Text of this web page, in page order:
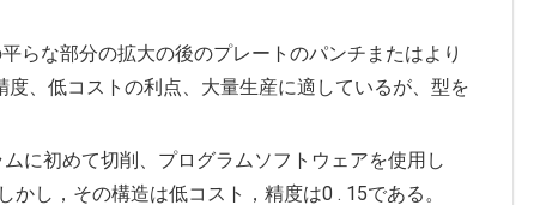
らな部分の拡大の後のプレートのパンチまたはより
、低コストの利点、大量生産に適しているが、型を
に初めて切削、プログラムソフトウェアを使用し
し，その構造は低コスト，精度は0 . 15である。